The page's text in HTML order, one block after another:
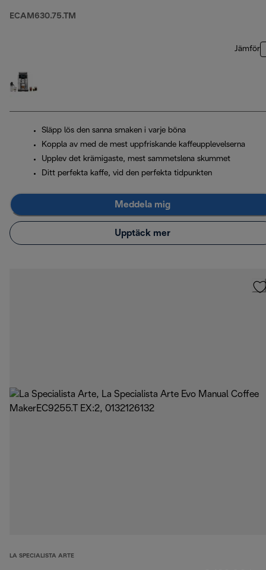
ECAM630.75.TM
Jämför
Släpp lös den sanna smaken i varje böna
Koppla av med de mest uppfriskande kaffeupplevelserna
Upplev det krämigaste, mest sammetslena skummet
Ditt perfekta kaffe, vid den perfekta tidpunkten
Meddela mig
Upptäck mer
LA SPECIALISTA ARTE